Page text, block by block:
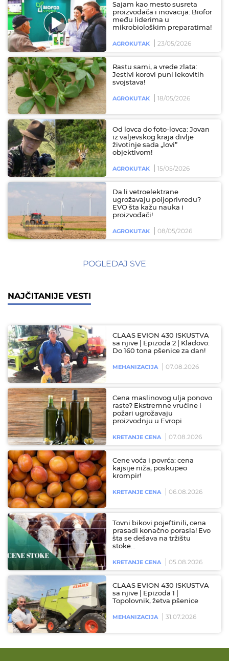
Sajam kao mesto susreta
proizvođača i inovacija: Biofor
među liderima u
mikrobiološkim preparatima!
AGROKUTAK 23/05/2026
Rastu sami, a vrede zlata:
Jestivi korovi puni lekovitih
svojstava!
AGROKUTAK 18/05/2026
Od lovca do foto-lovca: Jovan
iz valjevskog kraja divlje
životinje sada „lovi”
objektivom!
AGROKUTAK 15/05/2026
Da li vetroelektrane
ugrožavaju poljoprivredu?
EVO šta kažu nauka i
proizvođači!
AGROKUTAK 08/05/2026
POGLEDAJ SVE
NAJČITANIJE VESTI
CLAAS EVION 430 ISKUSTVA
sa njive | Epizoda 2 | Kladovo:
Do 160 tona pšenice za dan!
MEHANIZACIJA 07.08.2026
Cena maslinovog ulja ponovo
raste? Ekstremne vrućine i
požari ugrožavaju
proizvodnju u Evropi
KRETANJE CENA 07.08.2026
Cene voća i povrća: cena
kajsije niža, poskupeo
krompir!
KRETANJE CENA 06.08.2026
Tovni bikovi pojeftinili, cena
prasadi konačno porasla! Evo
šta se dešava na tržištu
stoke…
KRETANJE CENA 05.08.2026
CLAAS EVION 430 ISKUSTVA
sa njive | Epizoda 1 |
Topolovnik, žetva pšenice
MEHANIZACIJA 31.07.2026